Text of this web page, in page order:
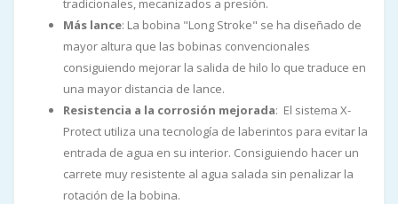
tradicionales, mecanizados a presión.
Más lance: La bobina "Long Stroke" se ha diseñado de
mayor altura que las bobinas convencionales
consiguiendo mejorar la salida de hilo lo que traduce en
una mayor distancia de lance.
Resistencia a la corrosión mejorada: El sistema X-
Protect utiliza una tecnología de laberintos para evitar la
entrada de agua en su interior. Consiguiendo hacer un
carrete muy resistente al agua salada sin penalizar la
rotación de la bobina.